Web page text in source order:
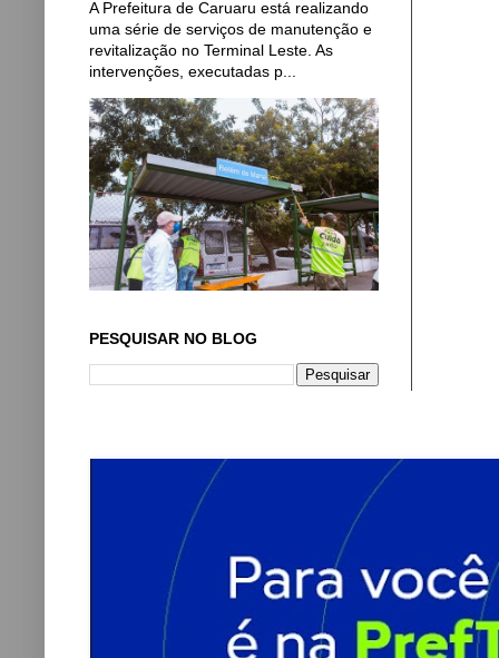
A Prefeitura de Caruaru está realizando
uma série de serviços de manutenção e
revitalização no Terminal Leste. As
intervenções, executadas p...
PESQUISAR NO BLOG